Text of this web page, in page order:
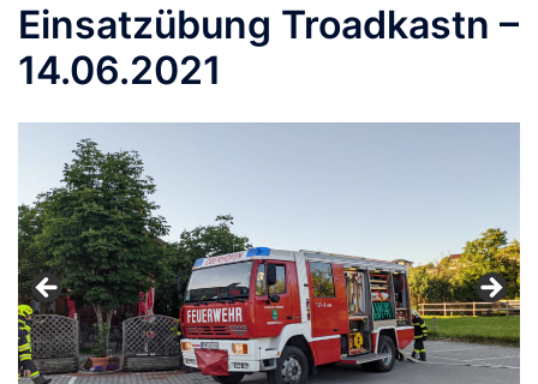
Einsatzübung Troadkastn –
14.06.2021